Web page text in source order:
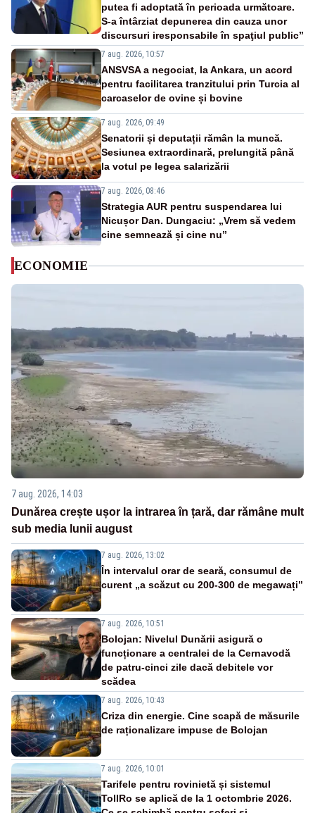
putea fi adoptată în perioada următoare.
S-a întârziat depunerea din cauza unor
discursuri iresponsabile în spaţiul public”
7 aug. 2026, 10:57
ANSVSA a negociat, la Ankara, un acord
pentru facilitarea tranzitului prin Turcia al
carcaselor de ovine și bovine
7 aug. 2026, 09:49
Senatorii și deputații rămân la muncă.
Sesiunea extraordinară, prelungită până
la votul pe legea salarizării
7 aug. 2026, 08:46
Strategia AUR pentru suspendarea lui
Nicușor Dan. Dungaciu: „Vrem să vedem
cine semnează și cine nu”
ECONOMIE
7 aug. 2026, 14:03
Dunărea crește ușor la intrarea în țară, dar rămâne mult
sub media lunii august
7 aug. 2026, 13:02
În intervalul orar de seară, consumul de
curent „a scăzut cu 200-300 de megawați”
7 aug. 2026, 10:51
Bolojan: Nivelul Dunării asigură o
funcționare a centralei de la Cernavodă
de patru-cinci zile dacă debitele vor
scădea
7 aug. 2026, 10:43
Criza din energie. Cine scapă de măsurile
de raționalizare impuse de Bolojan
7 aug. 2026, 10:01
Tarifele pentru rovinietă și sistemul
TollRo se aplică de la 1 octombrie 2026.